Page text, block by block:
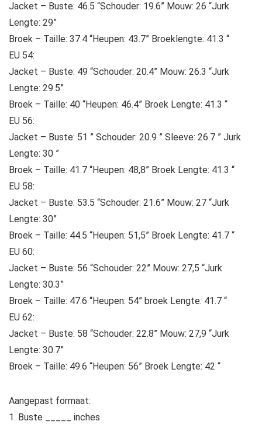
Jacket – Buste: 46.5 “Schouder: 19.6” Mouw: 26 “Jurk
Lengte: 29”
Broek – Taille: 37.4 “Heupen: 43.7” Broeklengte: 41.3 “
EU 54:
Jacket – Buste: 49 “Schouder: 20.4” Mouw: 26.3 “Jurk
Lengte: 29.5”
Broek – Taille: 40 “Heupen: 46.4” Broek Lengte: 41.3 “
EU 56:
Jacket – Buste: 51 ” Schouder: 20.9 ” Sleeve: 26.7 ” Jurk
Lengte: 30 ”
Broek – Taille: 41.7 “Heupen: 48,8” Broek Lengte: 41.3 “
EU 58:
Jacket – Buste: 53.5 “Schouder: 21.6” Mouw: 27 “Jurk
Lengte: 30”
Broek – Taille: 44.5 “Heupen: 51,5” Broek Lengte: 41.7 “
EU 60:
Jacket – Buste: 56 “Schouder: 22” Mouw: 27,5 “Jurk
Lengte: 30.3”
Broek – Taille: 47.6 “Heupen: 54” broek Lengte: 41.7 “
EU 62:
Jacket – Buste: 58 “Schouder: 22.8” Mouw: 27,9 “Jurk
Lengte: 30.7”
Broek – Taille: 49.6 “Heupen: 56” Broek Lengte: 42 “
Aangepast formaat:
1. Buste _____ inches